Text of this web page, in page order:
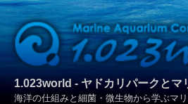
1.023world - ヤドカリパークとマ
海洋の仕組みと細菌・微生物から学ぶマ